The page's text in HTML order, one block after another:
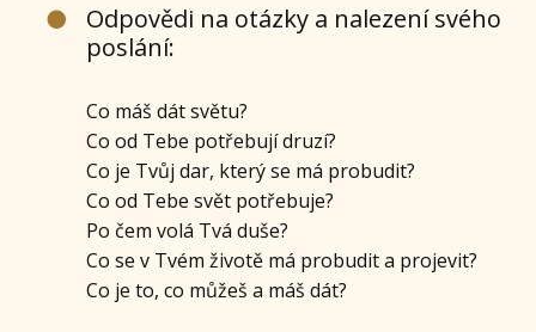
Odpovědi na otázky a nalezení svého
poslání:
Co máš dát světu?
Co od Tebe potřebují druzí?
Co je Tvůj dar, který se má probudit?
Co od Tebe svět potřebuje?
Po čem volá Tvá duše?
Co se v Tvém životě má probudit a projevit?
Co je to, co můžeš a máš dát?